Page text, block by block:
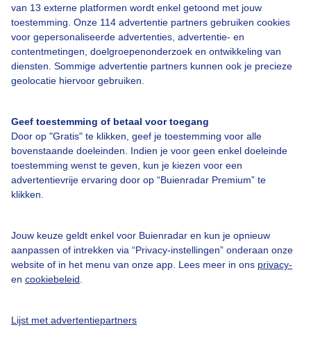
van 13 externe platformen wordt enkel getoond met jouw
toestemming. Onze 114 advertentie partners gebruiken cookies
voor gepersonaliseerde advertenties, advertentie- en
contentmetingen, doelgroepenonderzoek en ontwikkeling van
diensten. Sommige advertentie partners kunnen ook je precieze
geolocatie hiervoor gebruiken.
Geef toestemming of betaal voor toegang
Door op "Gratis" te klikken, geef je toestemming voor alle
bovenstaande doeleinden. Indien je voor geen enkel doeleinde
toestemming wenst te geven, kun je kiezen voor een
advertentievrije ervaring door op “Buienradar Premium” te
klikken.
Jouw keuze geldt enkel voor Buienradar en kun je opnieuw
aanpassen of intrekken via “Privacy-instellingen” onderaan onze
website of in het menu van onze app. Lees meer in ons privacy-
en cookiebeleid
Lijst met advertentiepartners
Bedrijfsgegevens
Veelgestelde vragen
Contact
Gebruikersvoorwaarden
Adverteren
Buienradar Team
Privacy beleid
Privacy instellingen
Gratis weerdata
Buienradar